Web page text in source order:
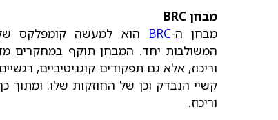
מבחן BRC
מבחן ה-BRC הוא למעשה קומפלקס של
המשולבות יחד. המבחן תוקף במחקרים
וריכוז, אלא גם תפקודים קוגניטיביים,
קשיי הנבדק וכן של החוזקות שלו. ומתוך
וריכוז.